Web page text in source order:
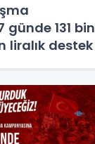
131 bin
liralık destek